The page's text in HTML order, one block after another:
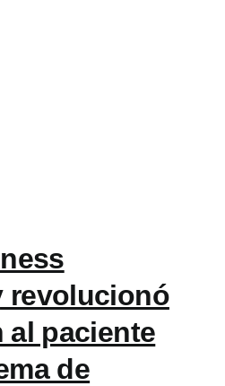
revolucionó
al paciente
de